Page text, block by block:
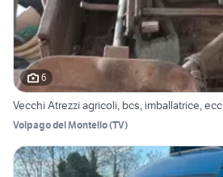
6
Vecchi Atrezzi agricoli, bcs, imballatrice, ecc
Volpago del Montello(TV)